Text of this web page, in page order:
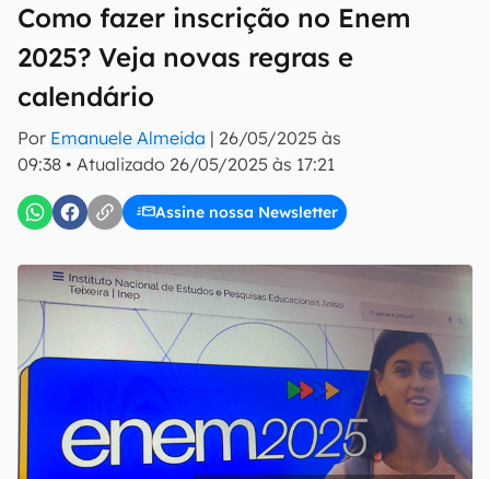
Como fazer inscrição no Enem
2025? Veja novas regras e
calendário
Por Emanuele Almeida | 26/05/2025 às
09:38 • Atualizado 26/05/2025 às 17:21
Assine nossa Newsletter
E-mail
inscreva-se
Confirmo que li, aceito e concordo com os Termos de
Uso e Política de Privacidade do Canaltech.